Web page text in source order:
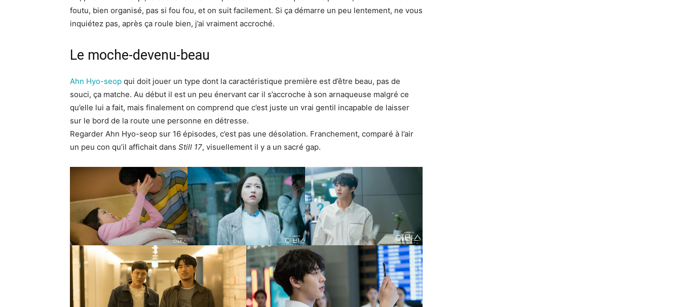
foutu, bien organisé, pas si fou fou, et on suit facilement. Si ça démarre un peu lentement, ne vous
inquiétez pas, après ça roule bien, j’ai vraiment accroché.
Le moche-devenu-beau
Ahn Hyo-seop qui doit jouer un type dont la caractéristique première est d’être beau, pas de
souci, ça matche. Au début il est un peu énervant car il s’accroche à son arnaqueuse malgré ce
qu’elle lui a fait, mais finalement on comprend que c’est juste un vrai gentil incapable de laisser
sur le bord de la route une personne en détresse.
Regarder Ahn Hyo-seop sur 16 épisodes, c’est pas une désolation. Franchement, comparé à l’air
un peu con qu’il affichait dans Still 17, visuellement il y a un sacré gap.